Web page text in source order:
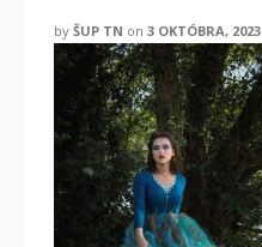
by ŠUP TN on 3 OKTÓBRA, 2023